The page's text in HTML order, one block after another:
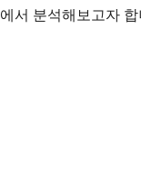
서 분석해보고자